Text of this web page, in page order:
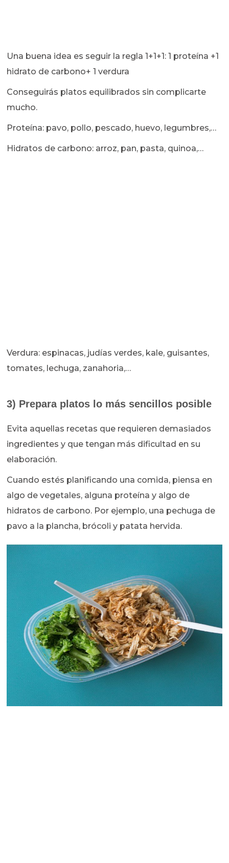
Una buena idea es seguir la regla 1+1+1: 1 proteína +1
hidrato de carbono+ 1 verdura
Conseguirás platos equilibrados sin complicarte
mucho.
Proteína: pavo, pollo, pescado, huevo, legumbres,…
Hidratos de carbono: arroz, pan, pasta, quinoa,…
Verdura: espinacas, judías verdes, kale, guisantes,
tomates, lechuga, zanahoria,…
3) Prepara platos lo más sencillos posible
Evita aquellas recetas que requieren demasiados
ingredientes y que tengan más dificultad en su
elaboración.
Cuando estés planificando una comida, piensa en
algo de vegetales, alguna proteína y algo de
hidratos de carbono. Por ejemplo, una pechuga de
pavo a la plancha, brócoli y patata hervida.